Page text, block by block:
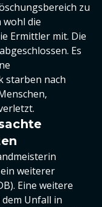
zu
wohl die
Ermittler mit. Die
Es
starben nach
weiterer
Eine weitere
Unfall in